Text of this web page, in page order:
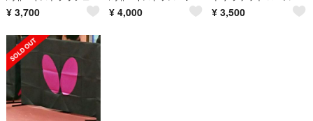
¥ 3,700 ¥ 4,000 ¥ 3,500